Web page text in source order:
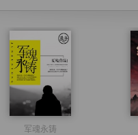
军魂永铸